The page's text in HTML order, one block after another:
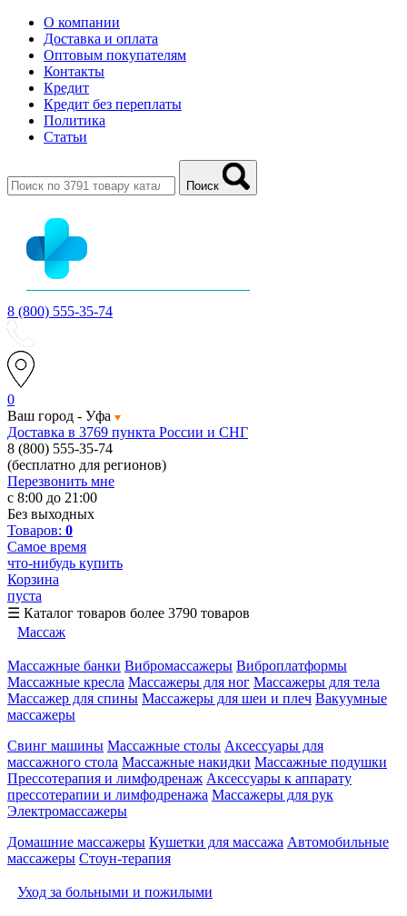
О компании
Доставка и оплата
Оптовым покупателям
Контакты
Кредит
Кредит без переплаты
Политика
Статьи
Поиск
8 (800) 555-35-74
0
Ваш город - Уфа
Доставка в 3769 пункта России и СНГ
8 (800) 555-35-74
(бесплатно для регионов)
Перезвонить мне
с 8:00 до 21:00
Без выходных
Товаров: 0
Самое время
что-нибудь купить
Корзина
пуста
☰ Каталог товаров более 3790 товаров
Массаж
Массажные банки Вибромассажеры Виброплатформы
Массажные кресла Массажеры для ног Массажеры для тела
Массажер для спины Массажеры для шеи и плеч Вакуумные
массажеры
Свинг машины Массажные столы Аксессуары для
массажного стола Массажные накидки Массажные подушки
Прессотерапия и лимфодренаж Аксессуары к аппарату
прессотерапии и лимфодренажа Массажеры для рук
Электромассажеры
Домашние массажеры Кушетки для массажа Автомобильные
массажеры Стоун-терапия
Уход за больными и пожилыми